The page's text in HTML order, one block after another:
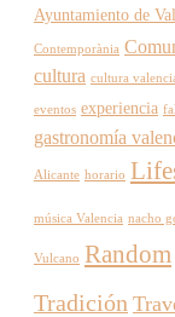
Ayuntamiento de
Contemporània
cultura cultura
eventos experiencia
gastronomía
Alicante horario
música Valencia nacho
Vulcano Random
Tradición